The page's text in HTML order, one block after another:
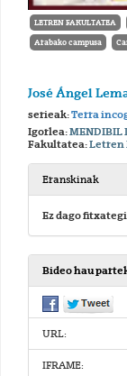
LETREN FAKULTATEA
Arabako campusa
José Ángel
serieak:Terra
Igorlea:MENDIBIL
Fakultatea:Letren
Eranskinak
Ez dago
Bideo hau
URL:
IFRAME: